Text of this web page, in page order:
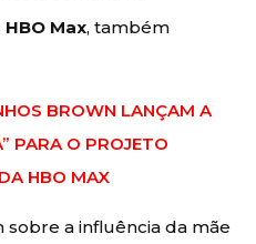
HBO Max, também
BROWN LANÇAM A
PARA O PROJETO
HBO MAX
sobre a influência da mãe